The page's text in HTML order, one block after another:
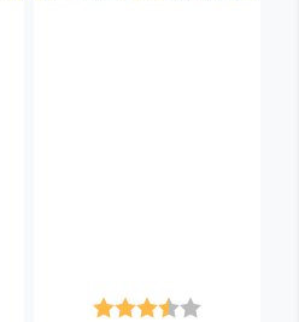
Karakter: